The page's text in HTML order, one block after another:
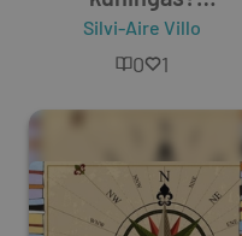
mõistatuste doomino
Silvi-Aire Villo
0 1